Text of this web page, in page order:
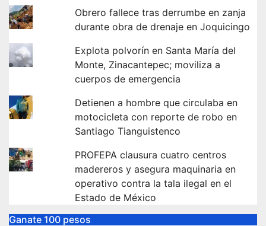
Obrero fallece tras derrumbe en zanja
durante obra de drenaje en Joquicingo
Explota polvorín en Santa María del
Monte, Zinacantepec; moviliza a
cuerpos de emergencia
Detienen a hombre que circulaba en
motocicleta con reporte de robo en
Santiago Tianguistenco
PROFEPA clausura cuatro centros
madereros y asegura maquinaria en
operativo contra la tala ilegal en el
Estado de México
Ganate 100 pesos